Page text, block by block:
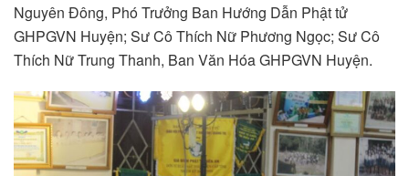
Nguyên Đông, Phó Trưởng Ban Hướng Dẫn Phật tử
GHPGVN Huyện; Sư Cô Thích Nữ Phương Ngọc; Sư Cô
Thích Nữ Trung Thanh, Ban Văn Hóa GHPGVN Huyện.